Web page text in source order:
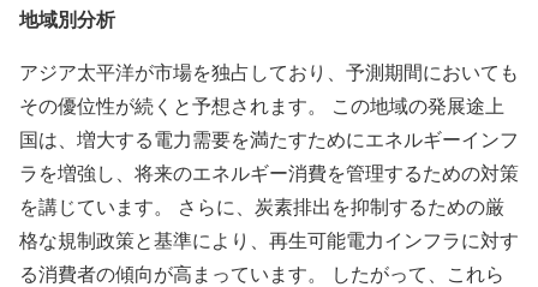
地域別分析
アジア太平洋が市場を独占しており、予測期間においても
その優位性が続くと予想されます。 この地域の発展途上
国は、増大する電力需要を満たすためにエネルギーインフ
ラを増強し、将来のエネルギー消費を管理するための対策
を講じています。 さらに、炭素排出を抑制するための厳
格な規制政策と基準により、再生可能電力インフラに対す
る消費者の傾向が高まっています。 したがって、これら